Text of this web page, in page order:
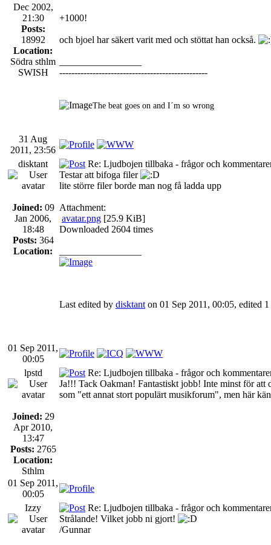
Dec 2002,
21:30
Posts:
18992
Location:
Södra sthlm
SWISH
+1000!
och bjoel har säkert varit med och stöttat han också.
-------------------------------------------------
The beat goes on and I´m so wrong
31 Aug
2011, 23:56
disktant
Joined: 09
Jan 2006,
18:48
Posts: 364
Location:
Re: Ljudbojen tillbaka - frågor och
Testar att bifoga filer
lite större filer borde man nog få ladda upp
Attachment:
avatar.png [25.9 KiB]
Downloaded 2604 times
Last edited by disktant on 01 Sep 2011, 00:05, edited
01 Sep 2011,
00:05
lpstd
Joined: 29
Apr 2010,
13:47
Posts: 2765
Location:
Sthlm
Re: Ljudbojen tillbaka - frågor och
Ja!!! Tack Oakman! Fantastiskt jobb! Inte minst för
som "ett annat stort populärt musikforum", men här
01 Sep 2011,
00:05
Izzy
Re: Ljudbojen tillbaka - frågor och
Strålande! Vilket jobb ni gjort!
/Gunnar